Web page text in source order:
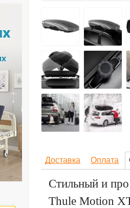
Доставка Оплата
Стильный и
Thule Motion